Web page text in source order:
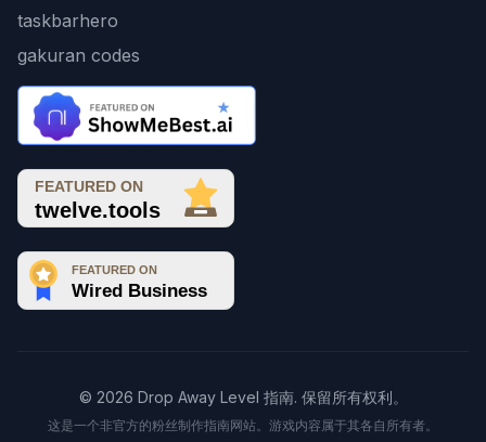
taskbarhero
gakuran codes
© 2026 Drop Away Level 指南. 保留所有权利。
这是一个非官方的粉丝制作指南网站。游戏内容属于其各自所有者。